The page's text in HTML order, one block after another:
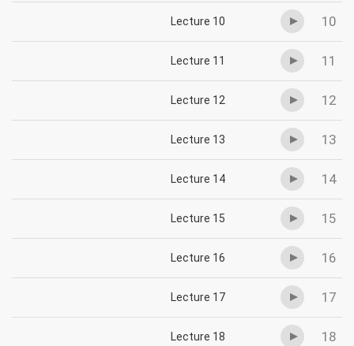
10
Lecture 10
11
Lecture 11
12
Lecture 12
13
Lecture 13
14
Lecture 14
15
Lecture 15
16
Lecture 16
17
Lecture 17
18
Lecture 18